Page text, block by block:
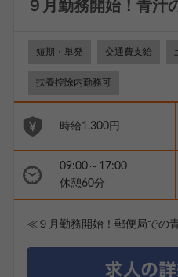
９月勤務開始！青汁
短期・単発 交通費支給
扶養控除内勤務可
時給1,300円
09:00～17:00
休憩60分
≪９月勤務開始！郵便局での